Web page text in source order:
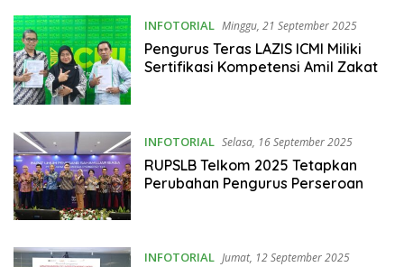
INFOTORIAL Minggu, 21 September 2025
Pengurus Teras LAZIS ICMI Miliki
Sertifikasi Kompetensi Amil Zakat
INFOTORIAL Selasa, 16 September 2025
RUPSLB Telkom 2025 Tetapkan
Perubahan Pengurus Perseroan
INFOTORIAL Jumat, 12 September 2025